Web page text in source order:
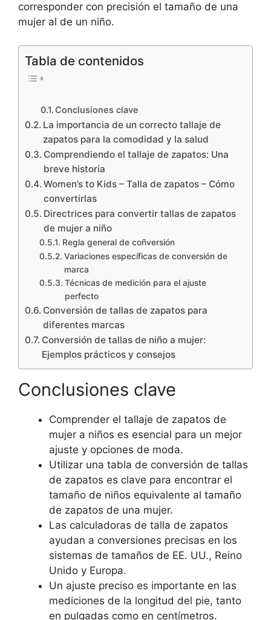
corresponder con precisión el tamaño de una
mujer al de un niño.
Tabla de contenidos
Conclusiones clave
La importancia de un correcto tallaje de
zapatos para la comodidad y la salud
Comprendiendo el tallaje de zapatos: Una
breve historia
Women’s to Kids – Talla de zapatos – Cómo
convertirlas
Directrices para convertir tallas de zapatos
de mujer a niño
Regla general de coñversión
Variaciones específicas de conversión de
marca
Técnicas de medición para el ajuste
perfecto
Conversión de tallas de zapatos para
diferentes marcas
Conversión de tallas de niño a mujer:
Ejemplos prácticos y consejos
Conclusiones clave
Comprender el tallaje de zapatos de
mujer a niños es esencial para un mejor
ajuste y opciones de moda.
Utilizar una tabla de conversión de tallas
de zapatos es clave para encontrar el
tamaño de niños equivalente al tamaño
de zapatos de una mujer.
Las calculadoras de talla de zapatos
ayudan a conversiones precisas en los
sistemas de tamaños de EE. UU., Reino
Unido y Europa.
Un ajuste preciso es importante en las
mediciones de la longitud del pie, tanto
en pulgadas como en centímetros.